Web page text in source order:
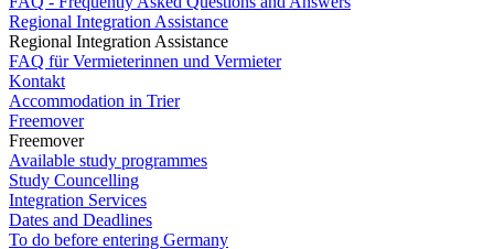
Regional Integration Assistance
Regional Integration Assistance
FAQ für Vermieterinnen und Vermieter
Kontakt
Accommodation in Trier
Freemover
Freemover
Available study programmes
Study Councelling
Integration Services
Dates and Deadlines
To do before entering Germany